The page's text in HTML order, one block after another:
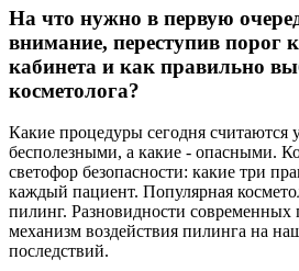
На что нужно в первую
внимание, переступив порог
кабинета и как правильно
косметолога?
Какие процедуры сегодня считаются
бесполезными, а какие - опасными.
светофор безопасности: какие три
каждый пациент. Популярная
пилинг. Разновидности
механизм воздействия пилинга на
последствий.